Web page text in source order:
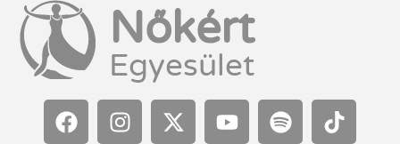
Nőkért
Egyesület